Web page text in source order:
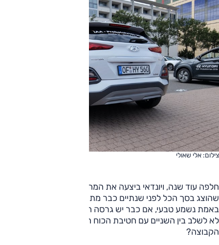
צילום: אלי שאולי
חלפה עוד שנה, ויונדאי ביצעה את המהלך מתבקש: הרכב
שהוצג בסך הכל לפני שנתיים כבר מתייצב בגרסת כלאיים. זה
באמת נשמע טבעי, אם כבר יש גרסה חשמלית וגרסת בנזין מדוע
לא לשלב בין השניים עם חטיבת הכוח ההיברידית המוצלחת של
הקבוצה?